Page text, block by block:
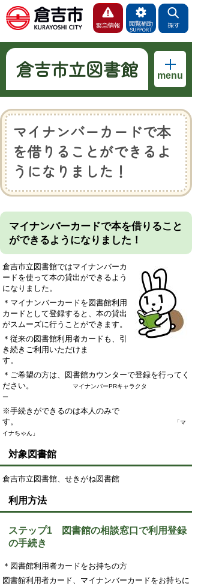
倉吉市立図書館 menu
マイナンバーカードで本
を借りることができるよ
うになりました！
マイナンバーカードで本を借りること
ができるようになりました！
倉吉市立図書館ではマイナンバーカ
ードを使って本の貸出ができるよう
になりました。
＊マイナンバーカードを図書館利用
カードとして登録すると、本の貸出
がスムーズに行うことができます。
＊従来の図書館利用者カードも、引
き続きご利用いただけま
す。
＊ご希望の方は、図書館カウンターで登録を行ってく
ださい。
マイナンバーPRキャラクタ
ー
※手続きができるのは本人のみで
す。
「マ
イナちゃん」
対象図書館
倉吉市立図書館、せきがね図書館
利用方法
ステップ1 図書館の相談窓口で利用登録
の手続き
＊図書館利用者カードをお持ちの方
図書館利用者カード、マイナンバーカードをお持ちに